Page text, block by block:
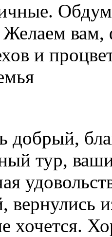
вам,
и
добрый,
тур,
вернулись
хочется.